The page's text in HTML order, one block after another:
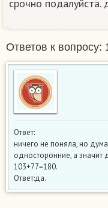
срочно
Ответов к вопросу:
Ответ:
ничего не поняла, но
односторонние, а значит
103+77=180.
Ответ:да.